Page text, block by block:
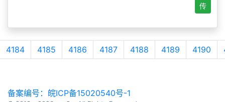
传
4184 4185 4186 4187 4188 4189 4190
备案编号：皖ICP备15020540号-1